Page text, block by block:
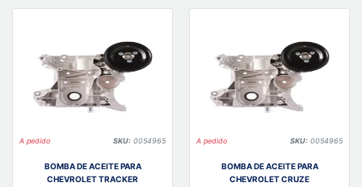
A pedido SKU: 0054965
BOMBA DE ACEITE PARA
CHEVROLET TRACKER
A pedido SKU: 0054965
BOMBA DE ACEITE PARA
CHEVROLET CRUZE